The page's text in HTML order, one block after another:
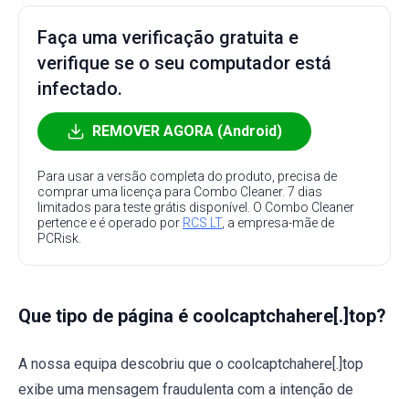
Faça uma verificação gratuita e
verifique se o seu computador está
infectado.
REMOVER AGORA (Android)
Para usar a versão completa do produto, precisa de
comprar uma licença para Combo Cleaner. 7 dias
limitados para teste grátis disponível. O Combo Cleaner
pertence e é operado por RCS LT, a empresa-mãe de
PCRisk.
Que tipo de página é coolcaptchahere[.]top?
A nossa equipa descobriu que o coolcaptchahere[.]top
exibe uma mensagem fraudulenta com a intenção de